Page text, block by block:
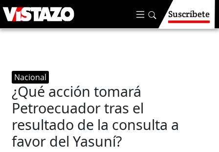
Suscríbete
Nacional
¿Qué acción tomará
Petroecuador tras el
resultado de la consulta a
favor del Yasuní?